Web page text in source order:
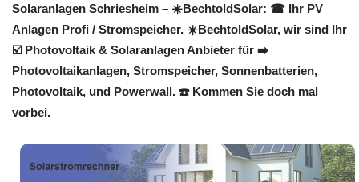
Solaranlagen Schriesheim – ☀️BechtoldSolar: ☎ Ihr PV
Anlagen Profi / Stromspeicher. ☀️BechtoldSolar, wir sind Ihr
☑️ Photovoltaik & Solaranlagen Anbieter für ➡️
Photovoltaikanlagen, Stromspeicher, Sonnenbatterien,
Photovoltaik, und Powerwall. ☎️ Kommen Sie doch mal
vorbei.